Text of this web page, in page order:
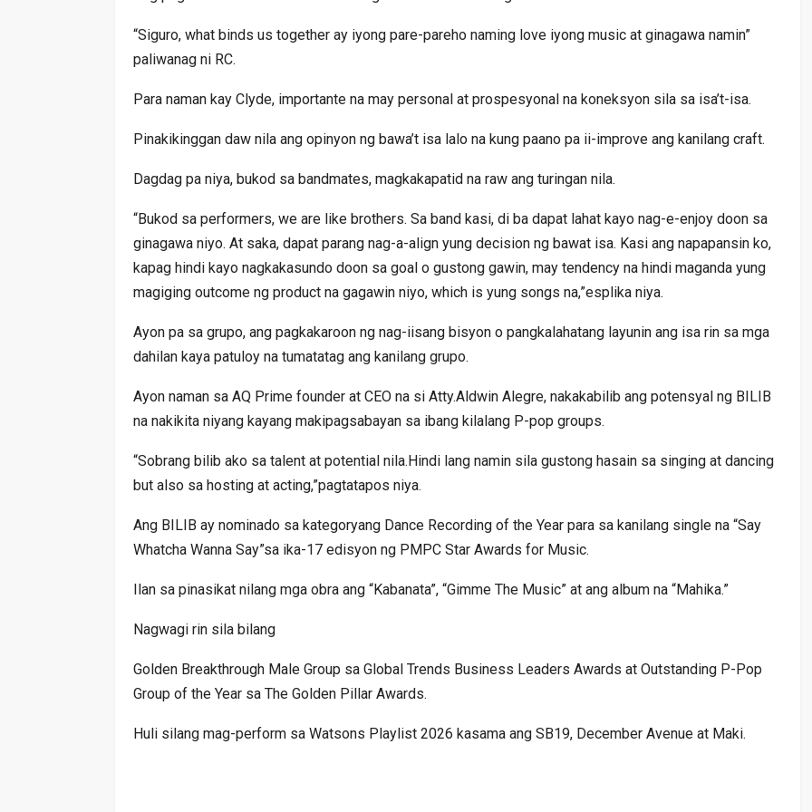
“Siguro, what binds us together ay iyong pare-pareho naming love iyong music at ginagawa namin”
paliwanag ni RC.
Para naman kay Clyde, importante na may personal at prospesyonal na koneksyon sila sa isa’t-isa.
Pinakikinggan daw nila ang opinyon ng bawa’t isa lalo na kung paano pa ii-improve ang kanilang craft.
Dagdag pa niya, bukod sa bandmates, magkakapatid na raw ang turingan nila.
“Bukod sa performers, we are like brothers. Sa band kasi, di ba dapat lahat kayo nag-e-enjoy doon sa
ginagawa niyo. At saka, dapat parang nag-a-align yung decision ng bawat isa. Kasi ang napapansin ko,
kapag hindi kayo nagkakasundo doon sa goal o gustong gawin, may tendency na hindi maganda yung
magiging outcome ng product na gagawin niyo, which is yung songs na,”esplika niya.
Ayon pa sa grupo, ang pagkakaroon ng nag-iisang bisyon o pangkalahatang layunin ang isa rin sa mga
dahilan kaya patuloy na tumatatag ang kanilang grupo.
Ayon naman sa AQ Prime founder at CEO na si Atty.Aldwin Alegre, nakakabilib ang potensyal ng BILIB
na nakikita niyang kayang makipagsabayan sa ibang kilalang P-pop groups.
“Sobrang bilib ako sa talent at potential nila.Hindi lang namin sila gustong hasain sa singing at dancing
but also sa hosting at acting,”pagtatapos niya.
Ang BILIB ay nominado sa kategoryang Dance Recording of the Year para sa kanilang single na “Say
Whatcha Wanna Say”sa ika-17 edisyon ng PMPC Star Awards for Music.
Ilan sa pinasikat nilang mga obra ang “Kabanata”, “Gimme The Music” at ang album na “Mahika.”
Nagwagi rin sila bilang
Golden Breakthrough Male Group sa Global Trends Business Leaders Awards at Outstanding P-Pop
Group of the Year sa The Golden Pillar Awards.
Huli silang mag-perform sa Watsons Playlist 2026 kasama ang SB19, December Avenue at Maki.